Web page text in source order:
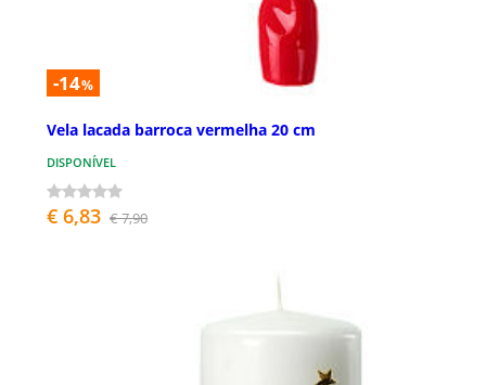
-14%
Vela lacada barroca vermelha 20 cm
DISPONÍVEL
€ 6,83 € 7,90